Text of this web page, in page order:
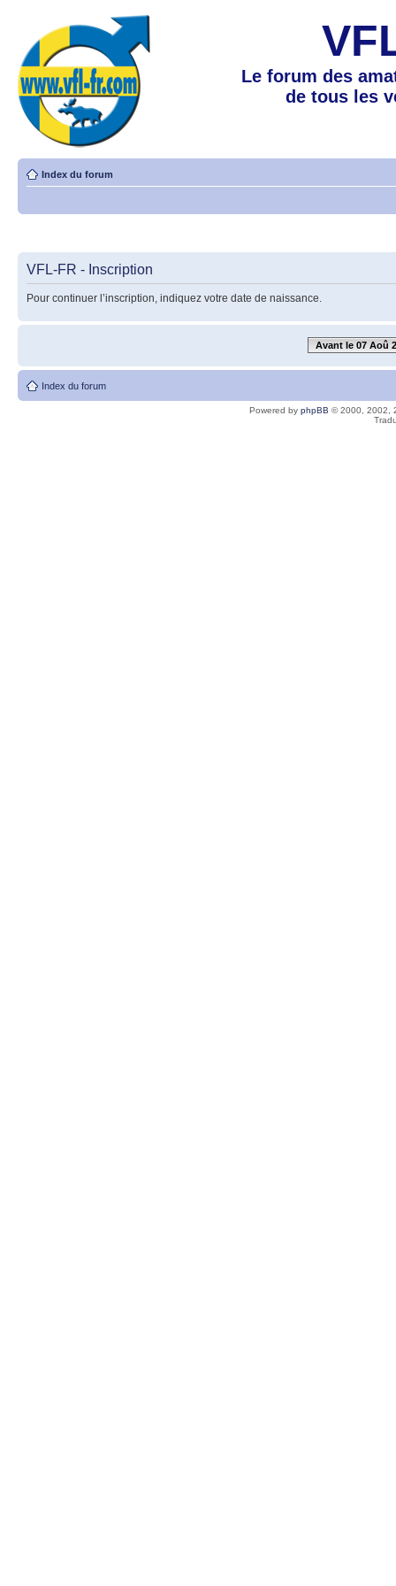
Le forum des
de tous les
Index du forum
VFL-FR - Inscription
Pour continuer l’inscription, indiquez votre date de naissance.
Avant le 07 Aoû
Index du forum
Powered by phpBB © 2000, 2002,